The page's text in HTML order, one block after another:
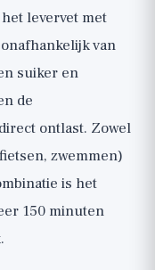
levervet met
van
suiker en
de
ontlast. Zowel
zwemmen)
is het
150 minuten